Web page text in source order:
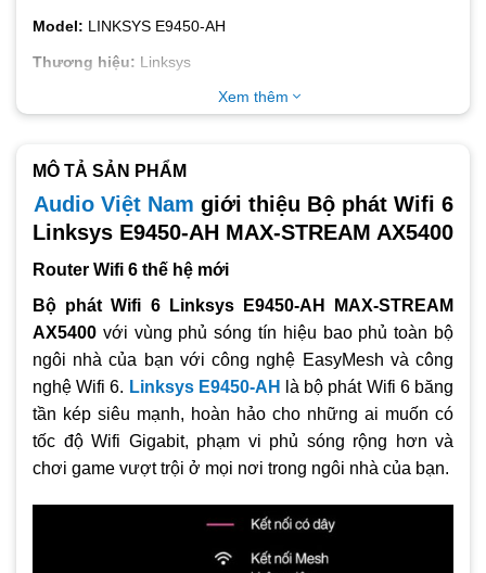
Model: LINKSYS E9450-AH
Thương hiệu: Linksys
Bảo hành:3 năm
LINKSYS E9450-AH
Wi-Fi chuẩn AX tốc độ 5400Mbps, stream 4K/8K Video-
Game-Binge
Công nghệ Wifi 6 tăng cường tốc độ truyền dữ liệu và độ
phủ (230m2; 40 thiết bị)Vi xử lý 3 nhân @1.5 GHz, RAM
512 MB, Flash 256 MB
4 cổng LAN Gigabit (10/100/1000Mbps)
Hai băng tần phát sóng đồng thời 2.4GHz + 5GHz 4 anten
ngầm
Thiết lập mạng riêng cho Khách hàng, SPI firewall, DoS
Tính năng Parent Control để quản lý trẻ em truy cập web
Dành cho căn hộ từ 1 đến 2 tầng, chịu tải 20 User
Xem thêm
MÔ TẢ SẢN PHẨM
Audio Việt Nam giới thiệu Bộ phát Wifi 6
Linksys E9450-AH MAX-STREAM AX5400
Router Wifi 6 thế hệ mới
Bộ phát Wifi 6 Linksys E9450-AH MAX-STREAM
AX5400 với vùng phủ sóng tín hiệu bao phủ toàn bộ
ngôi nhà của bạn với công nghệ EasyMesh và công
nghệ Wifi 6. Linksys E9450-AH
là bộ phát Wifi 6 băng
tần kép siêu mạnh, hoàn hảo cho những ai muốn có
tốc độ Wifi Gigabit, phạm vi phủ sóng rộng hơn và
chơi game vượt trội ở mọi nơi trong ngôi nhà của bạn.